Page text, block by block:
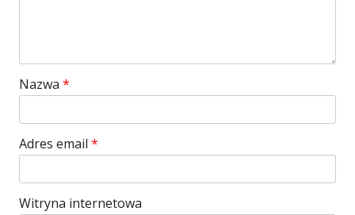
Nazwa *
Adres email *
Witryna internetowa